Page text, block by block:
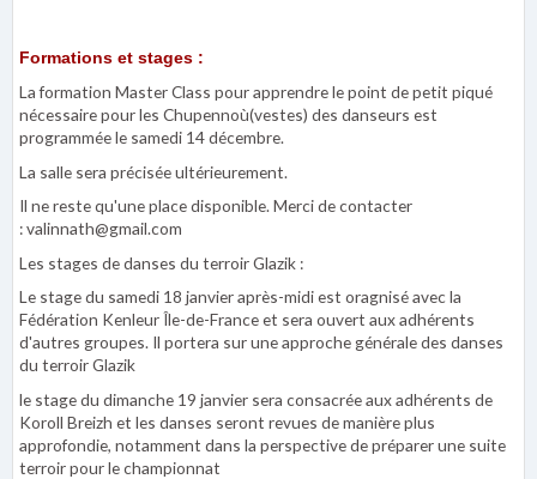
Formations et stages :
La formation Master Class pour apprendre le point de petit piqué
nécessaire pour les Chupennoù(vestes) des danseurs est
programmée le samedi 14 décembre.
La salle sera précisée ultérieurement.
Il ne reste qu'une place disponible. Merci de contacter
: valinnath@gmail.com
Les stages de danses du terroir Glazik :
Le stage du samedi 18 janvier après-midi est oragnisé avec la
Fédération Kenleur Île-de-France et sera ouvert aux adhérents
d'autres groupes. Il portera sur une approche générale des danses
du terroir Glazik
le stage du dimanche 19 janvier sera consacrée aux adhérents de
Koroll Breizh et les danses seront revues de manière plus
approfondie, notamment dans la perspective de préparer une suite
terroir pour le championnat